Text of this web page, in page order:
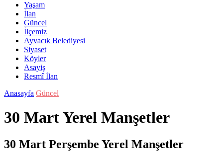
Yaşam
İlan
Güncel
İlçemiz
Ayvacık Belediyesi
Siyaset
Köyler
Asayiş
Resmî İlan
Anasayfa Güncel
30 Mart Yerel Manşetler
30 Mart Perşembe Yerel Manşetler